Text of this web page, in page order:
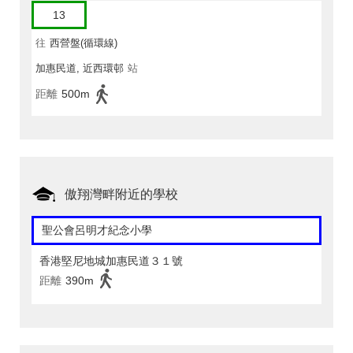
13
往 西營盤(循環線)
加惠民道, 近西環邨 站
距離 500m
傲翔灣畔附近的學校
聖公會呂明才紀念小學
香港堅尼地城加惠民道３１號
距離 390m